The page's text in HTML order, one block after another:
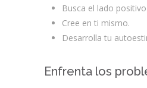
Busca el lado
Cree en ti mismo.
Desarrolla tu
Enfrenta los